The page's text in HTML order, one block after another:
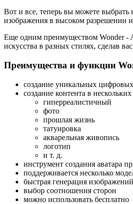
Вот и все, теперь вы можете выбрать
изображения в высоком разрешении
Еще одним преимуществом Wonder -
искусства в разных стилях, сделав
Преимущества и функции
создание уникальных
создание контента в нескольких
гиперреалистичный
фото
прошлая жизнь
татуировка
акварельная живопись
логотип
и т. д.
инструмент создания аватара
поддерживается несколько
быстрая генерация изображений
выбор соотношения сторон
можно использовать бесплатно